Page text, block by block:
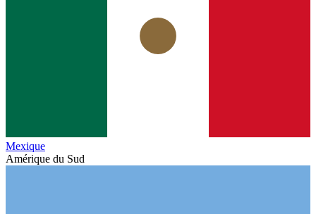
Mexique
Amérique du Sud